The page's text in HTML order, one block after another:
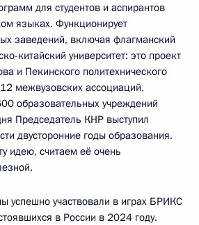
для студентов и аспирантов
языках. Функционирует
заведений, включая флагманский
китайский университет: это проект
и Пекинского политехнического
12 межвузовских ассоциаций,
образовательных учреждений
Председатель КНР выступил
двусторонние годы образования.
идею, считаем её очень
успешно участвовали в играх БРИКС
в России в 2024 году.